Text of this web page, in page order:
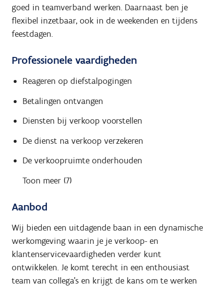
goed in teamverband werken. Daarnaast ben je
flexibel inzetbaar, ook in de weekenden en tijdens
feestdagen.
Professionele vaardigheden
Reageren op diefstalpogingen
Betalingen ontvangen
Diensten bij verkoop voorstellen
De dienst na verkoop verzekeren
De verkoopruimte onderhouden
Toon meer (7)
Aanbod
Wij bieden een uitdagende baan in een dynamische
werkomgeving waarin je je verkoop- en
klantenservicevaardigheden verder kunt
ontwikkelen. Je komt terecht in een enthousiast
team van collega's en krijgt de kans om te werken